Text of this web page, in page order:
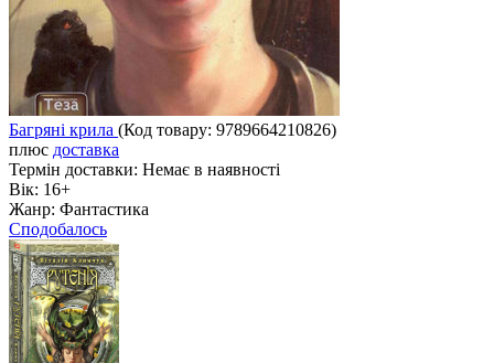
Багряні крила (Код товару: 9789664210826)
плюс доставка
Термін доставки: Немає в наявності
Вік: 16+
Жанр: Фантастика
Сподобалось